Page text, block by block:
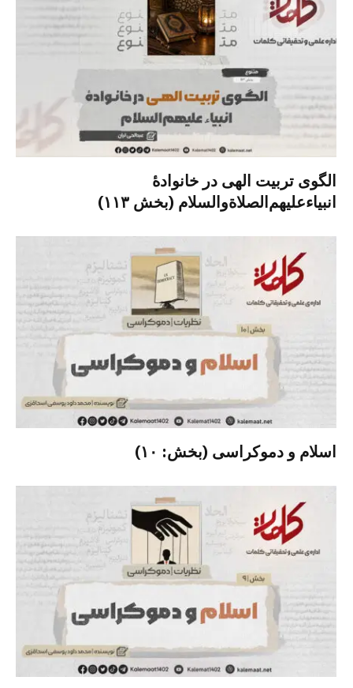
الگوی تربیت الهی در خانوادۀ
انبیاءعلیهم‌الصلاةو‌السلام (بخش ۱۱۳)
اسلام و دموکراسی (بخش: ۱۰)